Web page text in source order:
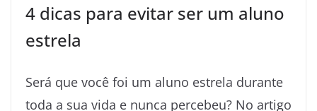
4 dicas para evitar ser um aluno
estrela
Será que você foi um aluno estrela durante
toda a sua vida e nunca percebeu? No artigo